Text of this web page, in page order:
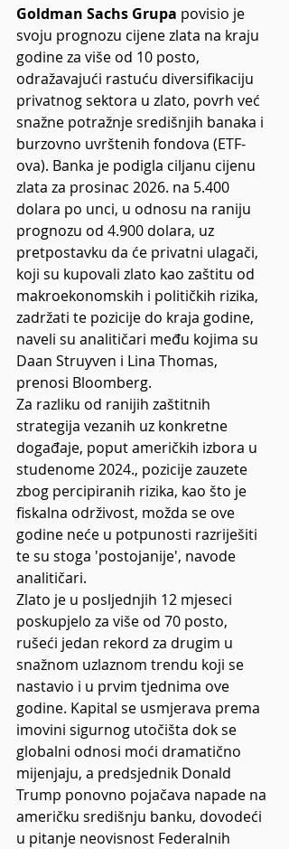
Goldman Sachs Grupa povisio je
svoju prognozu cijene zlata na kraju
godine za više od 10 posto,
odražavajući rastuću diversifikaciju
privatnog sektora u zlato, povrh već
snažne potražnje središnjih banaka i
burzovno uvrštenih fondova (ETF-
ova). Banka je podigla ciljanu cijenu
zlata za prosinac 2026. na 5.400
dolara po unci, u odnosu na raniju
prognozu od 4.900 dolara, uz
pretpostavku da će privatni ulagači,
koji su kupovali zlato kao zaštitu od
makroekonomskih i političkih rizika,
zadržati te pozicije do kraja godine,
naveli su analitičari među kojima su
Daan Struyven i Lina Thomas,
prenosi Bloomberg.
Za razliku od ranijih zaštitnih
strategija vezanih uz konkretne
događaje, poput američkih izbora u
studenome 2024., pozicije zauzete
zbog percipiranih rizika, kao što je
fiskalna održivost, možda se ove
godine neće u potpunosti razriješiti
te su stoga 'postojanije', navode
analitičari.
Zlato je u posljednjih 12 mjeseci
poskupjelo za više od 70 posto,
rušeći jedan rekord za drugim u
snažnom uzlaznom trendu koji se
nastavio i u prvim tjednima ove
godine. Kapital se usmjerava prema
imovini sigurnog utočišta dok se
globalni odnosi moći dramatično
mijenjaju, a predsjednik Donald
Trump ponovno pojačava napade na
američku središnju banku, dovodeći
u pitanje neovisnost Federalnih